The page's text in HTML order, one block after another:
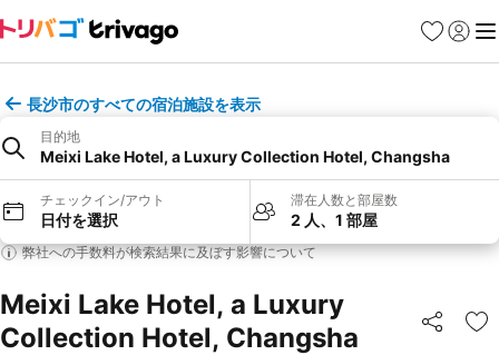
お気に入り
ログイ
メ
長沙市のすべての宿泊施設を表示
目的地
Meixi Lake Hotel, a Luxury Collection Hotel, Changsha
チェックイン/アウト
日付を選択
滞在人数と部屋数
2 人、1 部屋
弊社への手数料が検索結果に及ぼす影響について
Meixi Lake Hotel, a Luxury
Collection Hotel, Changsha
シェア お